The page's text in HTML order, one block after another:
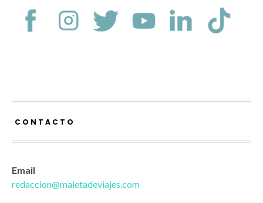
CONTACTO
Email
redaccion@maletadeviajes.com